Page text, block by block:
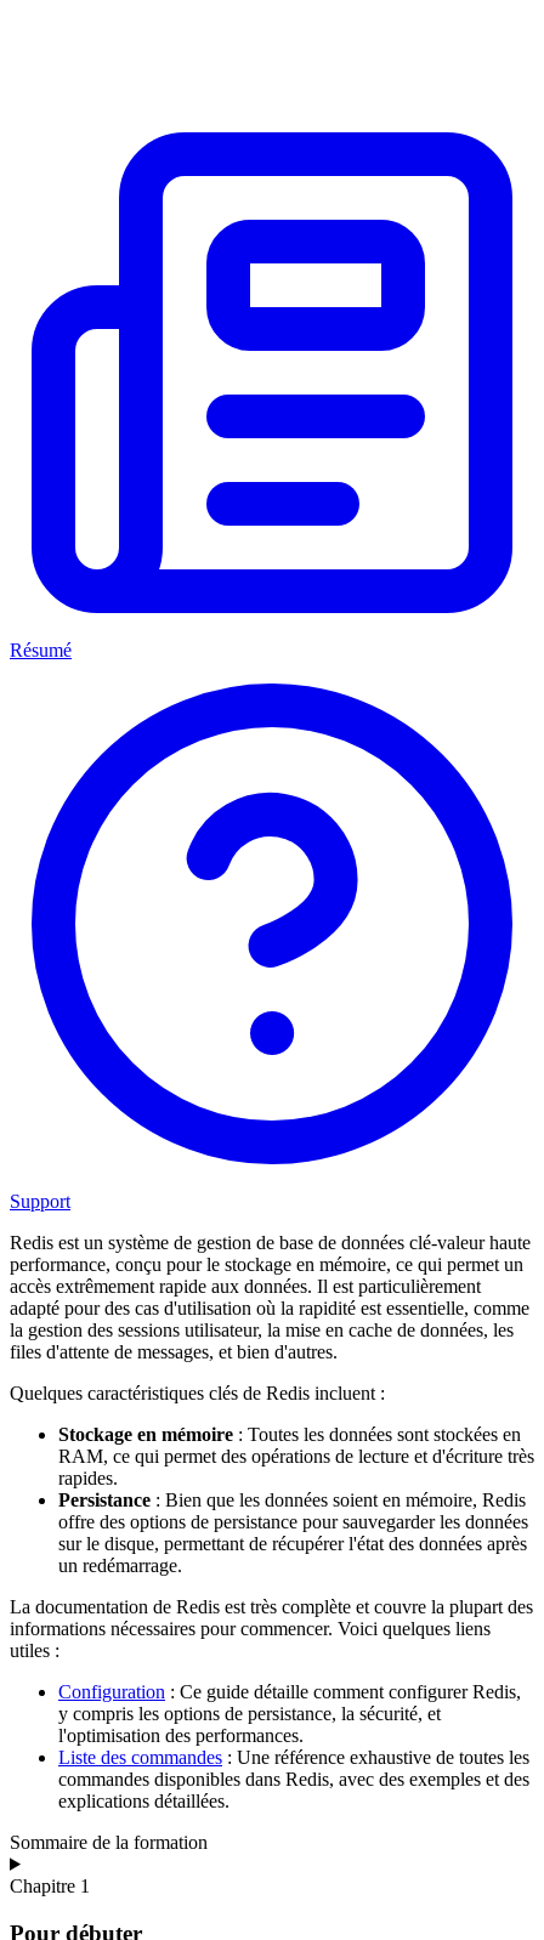
Résumé
Support
Redis est un système de gestion de base de données clé-valeur haute
performance, conçu pour le stockage en mémoire, ce qui permet un
accès extrêmement rapide aux données. Il est particulièrement
adapté pour des cas d'utilisation où la rapidité est essentielle, comme
la gestion des sessions utilisateur, la mise en cache de données, les
files d'attente de messages, et bien d'autres.
Quelques caractéristiques clés de Redis incluent :
Stockage en mémoire : Toutes les données sont stockées en
RAM, ce qui permet des opérations de lecture et d'écriture très
rapides.
Persistance : Bien que les données soient en mémoire, Redis
offre des options de persistance pour sauvegarder les données
sur le disque, permettant de récupérer l'état des données après
un redémarrage.
La documentation de Redis est très complète et couvre la plupart des
informations nécessaires pour commencer. Voici quelques liens
utiles :
Configuration : Ce guide détaille comment configurer Redis,
y compris les options de persistance, la sécurité, et
l'optimisation des performances.
Liste des commandes : Une référence exhaustive de toutes les
commandes disponibles dans Redis, avec des exemples et des
explications détaillées.
Sommaire de la formation
Chapitre 1
Pour débuter